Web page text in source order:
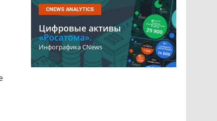
CNEWS ANALYTICS
Цифровые активы
«Росатома».
Инфографика CNews